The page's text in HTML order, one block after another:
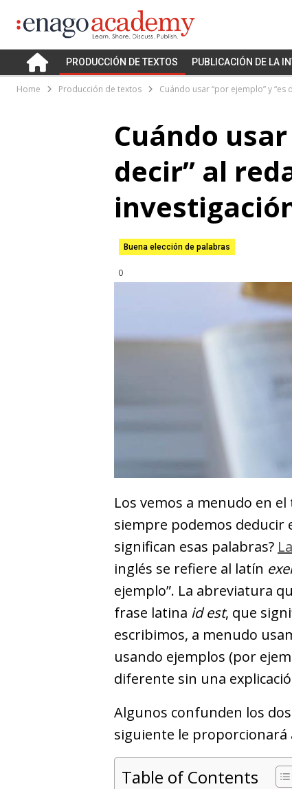
PRODUCCIÓN DE TEXTOS PUBLICACIÓN DE LA
Home Producción de textos Cuándo usar “por ejemplo” y
Cuándo
decir” al
Buena elección de palabras
0
Los vemos a menudo en
siempre podemos deducir
significan esas palabras?
inglés se refiere al latín
ejemplo”. La abreviatura
frase latina id est, que
escribimos, a menudo
usando ejemplos (por
diferente sin una
Algunos confunden los
siguiente le proporcionará
Table of Contents